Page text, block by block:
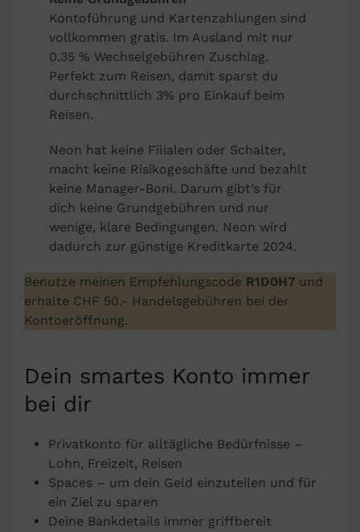
Kontoführung und Kartenzahlungen sind
vollkommen gratis. Im Ausland mit nur
0.35 % Wechselgebühren Zuschlag.
Perfekt zum Reisen, damit sparst du
durchschnittlich 3% pro Einkauf beim
Reisen.
Neon hat keine Filialen oder Schalter,
macht keine Risikogeschäfte und bezahlt
keine Manager-Boni. Darum gibt’s für
dich keine Grundgebühren und nur
wenige, klare Bedingungen. Neon wird
dadurch zur günstige Kreditkarte 2024.
Benutze meinen Empfehlungscode R1D0H7 und
erhalte CHF 50.- Handelsgebühren bei der
Kontoeröffnung.
Dein smartes Konto immer
bei dir
Privatkonto für alltägliche Bedürfnisse –
Lohn, Freizeit, Reisen
Spaces – um dein Geld einzuteilen und für
ein Ziel zu sparen
Deine Bankdetails immer griffbereit